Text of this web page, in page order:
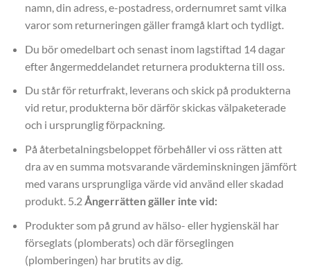
namn, din adress, e-postadress, ordernumret samt vilka
varor som returneringen gäller framgå klart och tydligt.
Du bör omedelbart och senast inom lagstiftad 14 dagar
efter ångermeddelandet returnera produkterna till oss.
Du står för returfrakt, leverans och skick på produkterna
vid retur, produkterna bör därför skickas välpaketerade
och i ursprunglig förpackning.
På återbetalningsbeloppet förbehåller vi oss rätten att
dra av en summa motsvarande värdeminskningen jämfört
med varans ursprungliga värde vid använd eller skadad
produkt. 5.2Ångerrätten gäller inte vid:
Produkter som på grund av hälso- eller hygienskäl har
förseglats (plomberats) och där förseglingen
(plomberingen) har brutits av dig.